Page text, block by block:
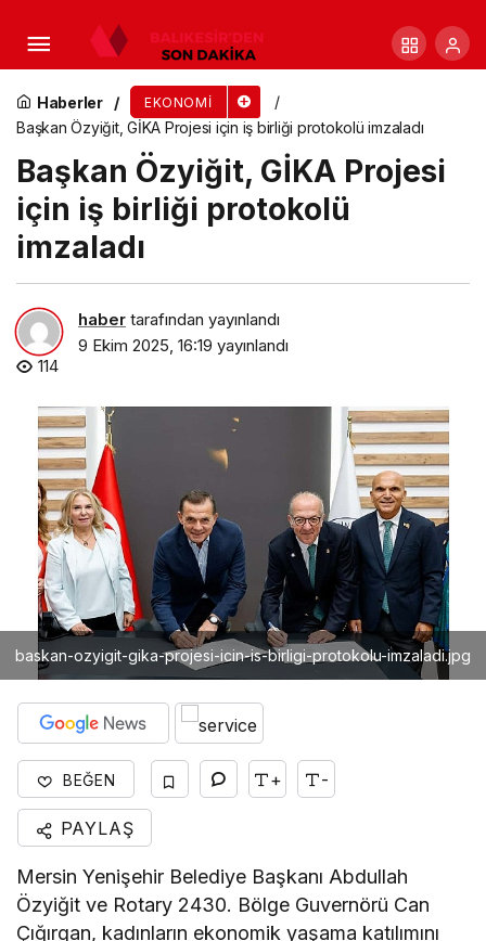
Haberler EKONOMI
Başkan Özyiğit, GİKA Projesi için iş birliği protokolü imzaladı
Başkan Özyiğit, GİKA Projesi
için iş birliği protokolü
imzaladı
haber tarafından yayınlandı
9 Ekim 2025, 16:19 yayınlandı
114
baskan-ozyigit-gika-projesi-icin-is-birligi-protokolu-imzaladi.jpg
BEĞEN + -
PAYLAŞ
Mersin Yenişehir Belediye Başkanı Abdullah
Özyiğit ve Rotary 2430. Bölge Guvernörü Can
Çığırgan, kadınların ekonomik yaşama katılımını
ESBAŞ, Üçüncü Kez Avrupa’nın En İyi İşverenleri